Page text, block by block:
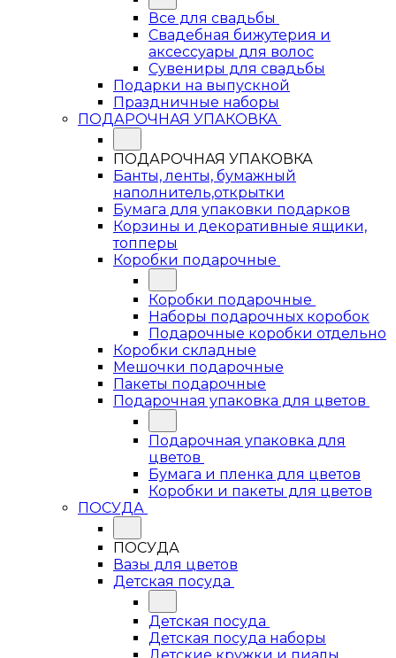
Все для свадьбы
Свадебная бижутерия и
аксессуары для волос
Сувениры для свадьбы
Подарки на выпускной
Праздничные наборы
ПОДАРОЧНАЯ УПАКОВКА
ПОДАРОЧНАЯ УПАКОВКА
Банты, ленты, бумажный
наполнитель,открытки
Бумага для упаковки подарков
Корзины и декоративные ящики,
топперы
Коробки подарочные
Коробки подарочные
Наборы подарочных коробок
Подарочные коробки отдельно
Коробки складные
Мешочки подарочные
Пакеты подарочные
Подарочная упаковка для цветов
Подарочная упаковка для
цветов
Бумага и пленка для цветов
Коробки и пакеты для цветов
ПОСУДА
ПОСУДА
Вазы для цветов
Детская посуда
Детская посуда
Детская посуда наборы